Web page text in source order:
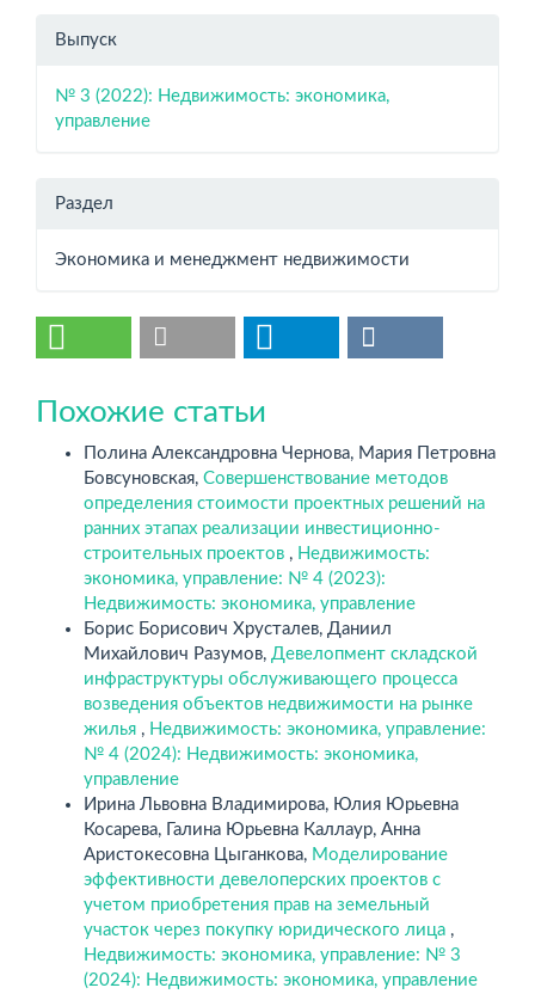
Выпуск
№ 3 (2022): Недвижимость: экономика,
управление
Раздел
Экономика и менеджмент недвижимости
Похожие статьи
Полина Александровна Чернова, Мария Петровна
Бовсуновская, Совершенствование методов
определения стоимости проектных решений на
ранних этапах реализации инвестиционно-
строительных проектов , Недвижимость:
экономика, управление: № 4 (2023):
Недвижимость: экономика, управление
Борис Борисович Хрусталев, Даниил
Михайлович Разумов, Девелопмент складской
инфраструктуры обслуживающего процесса
возведения объектов недвижимости на рынке
жилья , Недвижимость: экономика, управление:
№ 4 (2024): Недвижимость: экономика,
управление
Ирина Львовна Владимирова, Юлия Юрьевна
Косарева, Галина Юрьевна Каллаур, Анна
Аристокесовна Цыганкова, Моделирование
эффективности девелоперских проектов с
учетом приобретения прав на земельный
участок через покупку юридического лица ,
Недвижимость: экономика, управление: № 3
(2024): Недвижимость: экономика, управление